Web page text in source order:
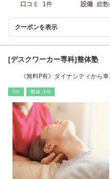
口コミ 1件 設備 総
クーポンを表示
[デスクワーカー専科]整体塾
《無料P有》ダイナシティから
ﾘﾗｸ 整体･ｶｲﾛ